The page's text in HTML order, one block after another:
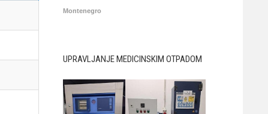
Montenegro
UPRAVLJANJE MEDICINSKIM OTPADOM